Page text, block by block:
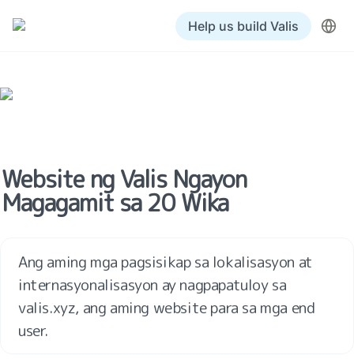
Help us build Valis
Website ng Valis Ngayon
Magagamit sa 20 Wika
Ang aming mga pagsisikap sa lokalisasyon at
internasyonalisasyon ay nagpapatuloy sa
valis.xyz, ang aming website para sa mga end
user.